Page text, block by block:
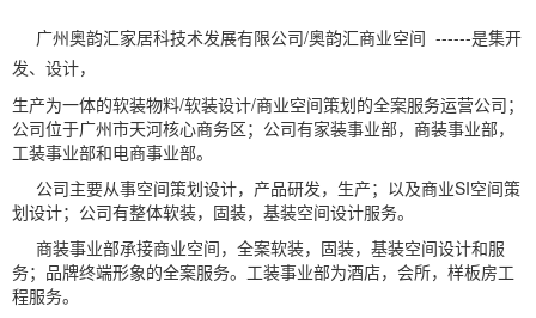
广州奥韵汇家居科技术发展有限公司/奥韵汇商业空间 ------是集开
发、设计，
生产为一体的软装物料/软装设计/商业空间策划的全案服务运营公司；
公司位于广州市天河核心商务区；公司有家装事业部，商装事业部，
工装事业部和电商事业部。
公司主要从事空间策划设计，产品研发，生产；以及商业SI空间策
划设计；公司有整体软装，固装，基装空间设计服务。
商装事业部承接商业空间，全案软装，固装，基装空间设计和服
务；品牌终端形象的全案服务。工装事业部为酒店，会所，样板房工
程服务。